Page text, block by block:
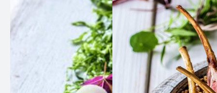
stammen av Gammalnorsk sau bevart i det vakre
området Austevoll i Hordaland. Det har vore
avgjerande redningsaksjonar på 1950- og 1980-
talet for å sikre overlevinga av denne verdifulle
No stammar all Gammalnorsk sau i Noreg frå